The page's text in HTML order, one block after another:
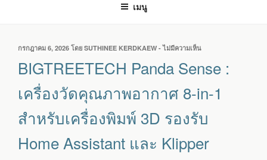
เมนู
เขียน
ที่
กรกฎาคม 6, 2026 โดย SUTHINEE KERDKAEW -ไม่มีความเห็น
PANDA
:
วัด
คุณภาพ
อากาศ
8-
BIGTREETECH Panda Sense :
เครื่องวัดคุณภาพอากาศ 8-in-1
สำหรับเครื่องพิมพ์ 3D รองรับ
Home Assistant และ Klipper